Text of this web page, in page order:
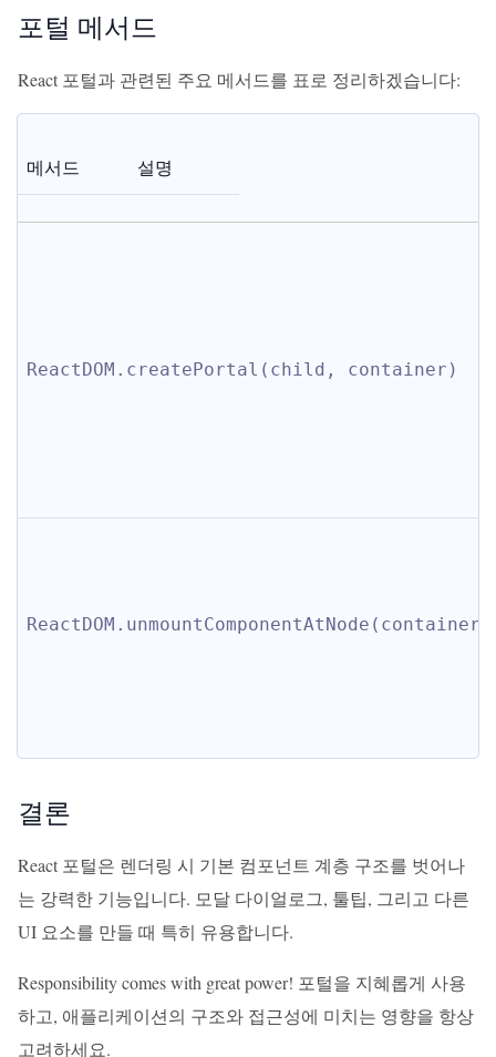
포털 메서드
React 포털과 관련된 주요 메서드를 표로 정리하겠습니다:
메서드 설명
ReactDOM.createPortal(child, container)
ReactDOM.unmountComponentAtNode(container)
결론
React 포털은 렌더링 시 기본 컴포넌트 계층 구조를 벗어나
는 강력한 기능입니다. 모달 다이얼로그, 툴팁, 그리고 다른
UI 요소를 만들 때 특히 유용합니다.
Responsibility comes with great power! 포털을 지혜롭게 사용
하고, 애플리케이션의 구조와 접근성에 미치는 영향을 항상
고려하세요.